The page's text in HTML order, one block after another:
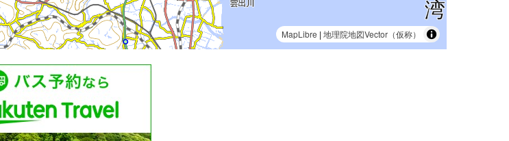
MapLibre |地理院地図Vector（仮称）